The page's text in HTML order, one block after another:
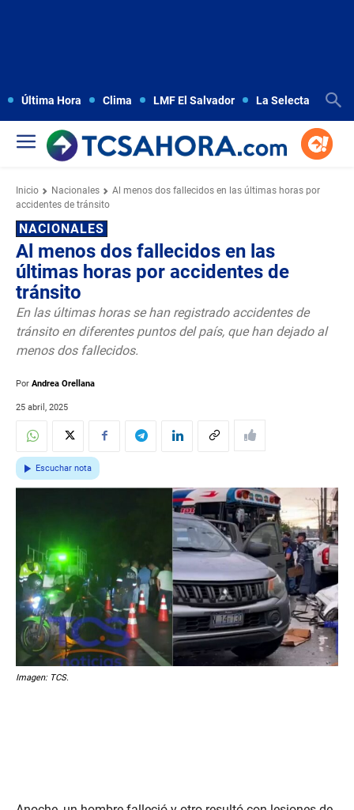
Última Hora Clima LMF El Salvador La Selecta
Inicio Nacionales
Al menos dos fallecidos en las últimas horas por
accidentes de tránsito
NACIONALES
Al menos dos fallecidos en las
últimas horas por accidentes de
tránsito
En las últimas horas se han registrado accidentes de
tránsito en diferentes puntos del país, que han dejado al
menos dos fallecidos.
Por Andrea Orellana
25 abril, 2025
Escuchar nota
Imagen: TCS.